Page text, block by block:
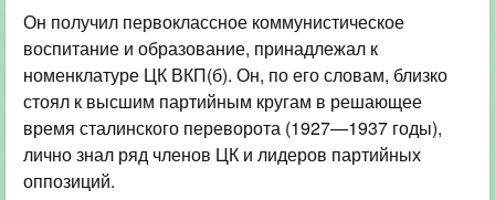
Он получил первоклассное коммунистическое
воспитание и образование, принадлежал к
номенклатуре ЦК ВКП(б). Он, по его словам, близко
стоял к высшим партийным кругам в решающее
время сталинского переворота (1927—1937 годы),
лично знал ряд членов ЦК и лидеров партийных
оппозиций.